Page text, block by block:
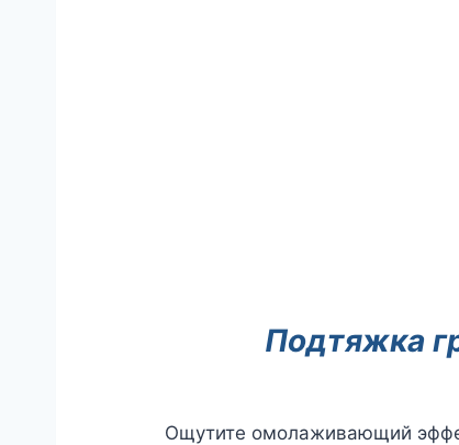
Подтяжка
Ощутите омолаживающий